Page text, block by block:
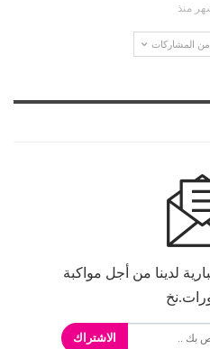
من المشاركات
لدينا من أجل مواكبة
الاشتراك